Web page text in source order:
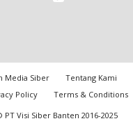
Media Siber Tentang Kami
Policy
Terms & Conditions
PT Visi Siber Banten 2016-2025